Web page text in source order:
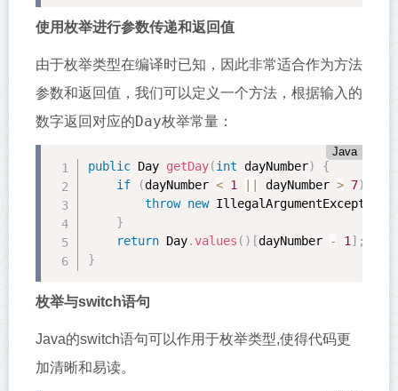
使用枚举进行参数传递和返回值
由于枚举类型在编译时已知，因此非常适合作为方法
参数和返回值，我们可以定义一个方法，根据输入的
数字返回对应的Day枚举常量：
Java
public Day getDay(int dayNumber)
{
if
(dayNumber < 1 dayNumber > 7)
throw new IllegalArgumentException
}
return Day.values ( ) [dayNumber - 1 ] ;
}
枚举与switch语句
Java的switch语句可以作用于枚举类型,使得代码更
加清晰和易读。